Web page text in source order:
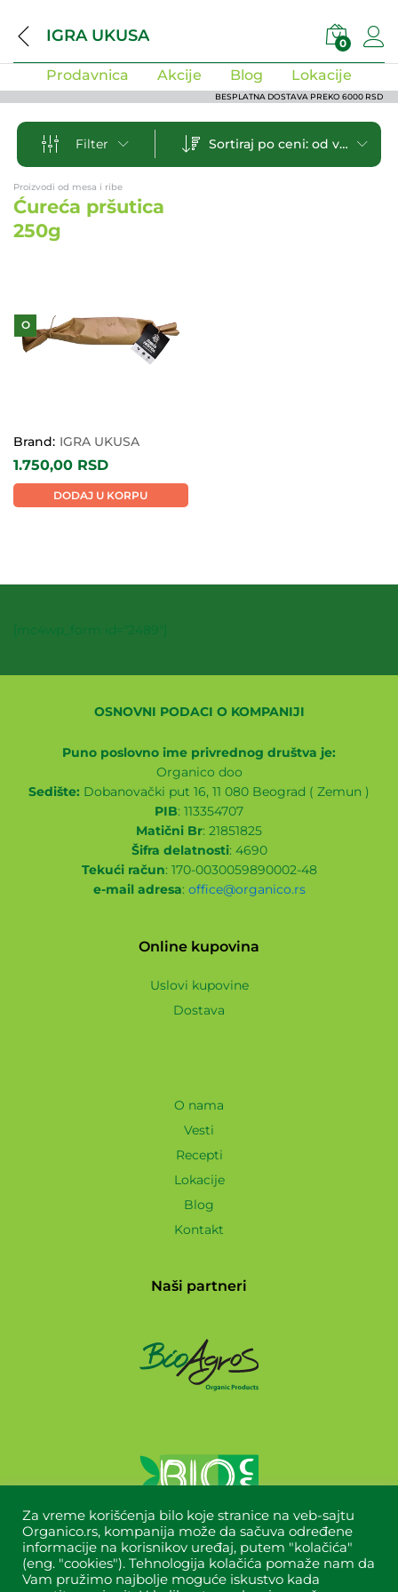
IGRA UKUSA 0
Prodavnica Akcije Blog Lokacije
BESPLATNA DOSTAVA PREKO 6000 RSD
Filter Sortiraj po ceni: od veće ka manjoj
Proizvodi od mesa i ribe
Ćureća pršutica
250g
O
Brand: IGRA UKUSA
1.750,00 RSD
DODAJ U KORPU
[mc4wp_form id="2489"]
OSNOVNI PODACI O KOMPANIJI
Puno poslovno ime privrednog društva je:
Organico doo
Sedište: Dobanovački put 16, 11 080 Beograd ( Zemun )
PIB: 113354707
Matični Br: 21851825
Šifra delatnosti: 4690
Tekući račun: 170-0030059890002-48
e-mail adresa: office@organico.rs
Online kupovina
Uslovi kupovine
Dostava
O nama
Vesti
Recepti
Lokacije
Blog
Kontakt
Naši partneri
Za vreme korišćenja bilo koje stranice na veb-sajtu
Organico.rs, kompanija može da sačuva određene
informacije na korisnikov uređaj, putem "kolačića"
(eng. "cookies"). Tehnologija kolačića pomaže nam da
Vam pružimo najbolje moguće iskustvo kada